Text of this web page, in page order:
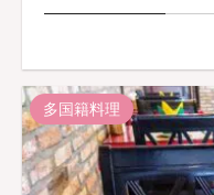
多国籍料理